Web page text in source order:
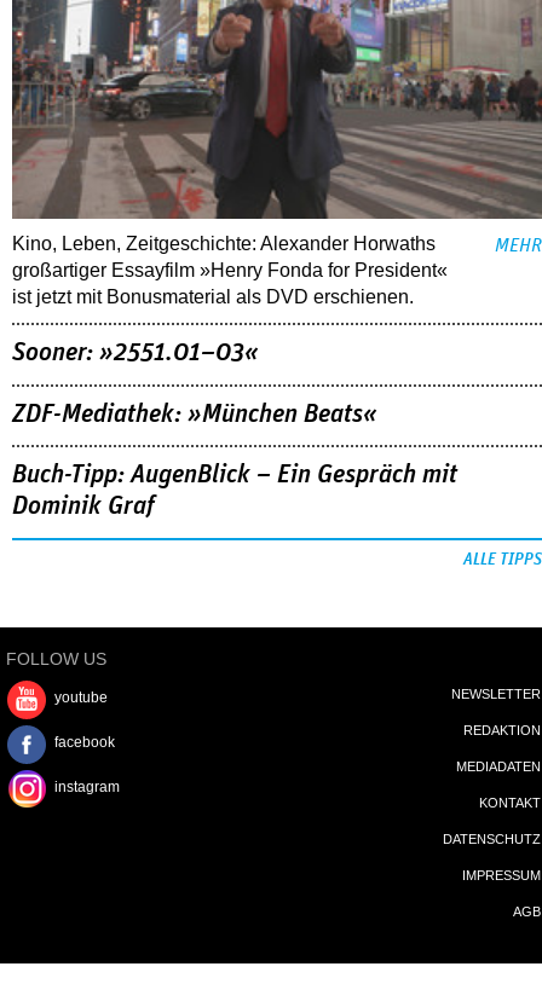
Kino, Leben, Zeitgeschichte: Alexander Horwaths
großartiger Essayfilm »Henry Fonda for President«
ist jetzt mit Bonusmaterial als DVD erschienen.
MEHR
Sooner: »2551.01–03«
ZDF-Mediathek: »München Beats«
Buch-Tipp: AugenBlick – Ein Gespräch mit
Dominik Graf
ALLE TIPPS
FOLLOW US
youtube
facebook
instagram
NEWSLETTER
REDAKTION
MEDIADATEN
KONTAKT
DATENSCHUTZ
IMPRESSUM
AGB